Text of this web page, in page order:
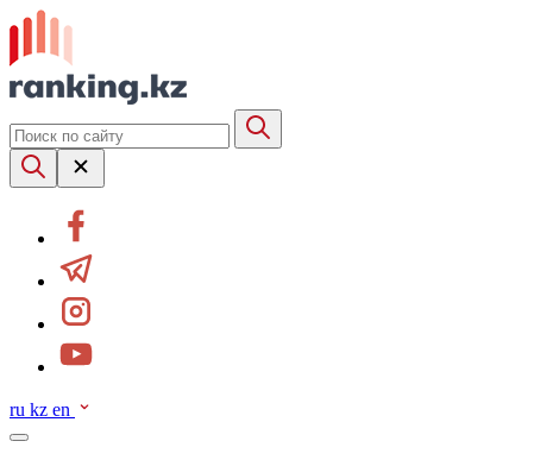
ru kz en